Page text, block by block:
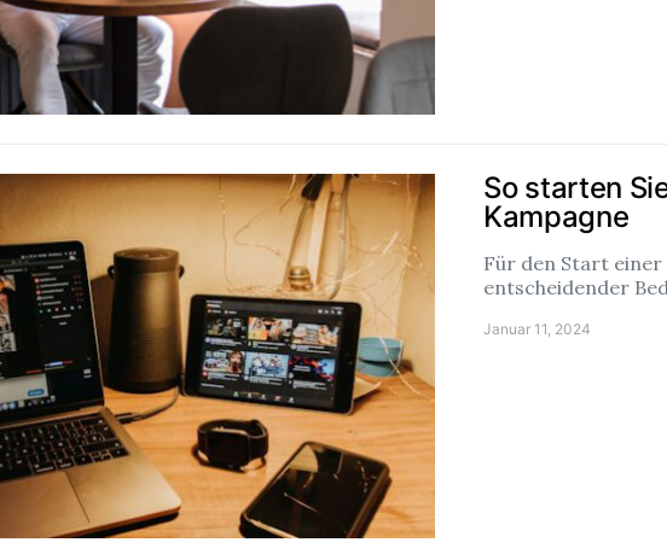
So starten
Kampagne
Für den Start
entscheidender
Januar 11, 2024